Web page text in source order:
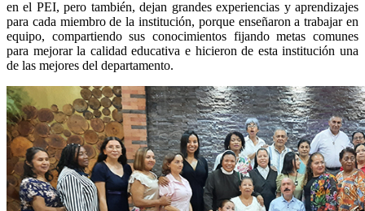
en el PEI, pero también, dejan grandes experiencias y aprendizajes
para cada miembro de la institución, porque enseñaron a trabajar en
equipo, compartiendo sus conocimientos fijando metas comunes
para mejorar la calidad educativa e hicieron de esta institución una
de las mejores del departamento.